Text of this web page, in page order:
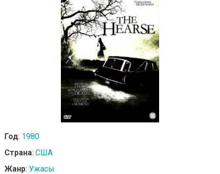
Год: 1980
Страна: США
Жанр: Ужасы